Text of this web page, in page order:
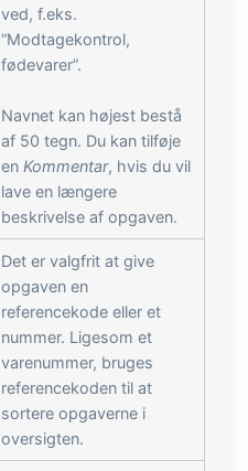
ved, f.eks.
“Modtagekontrol,
fødevarer”.
Navnet kan højest bestå
af 50 tegn. Du kan tilføje
en Kommentar, hvis du vil
lave en længere
beskrivelse af opgaven.
Det er valgfrit at give
opgaven en
referencekode eller et
nummer. Ligesom et
varenummer, bruges
referencekoden til at
sortere opgaverne i
oversigten.